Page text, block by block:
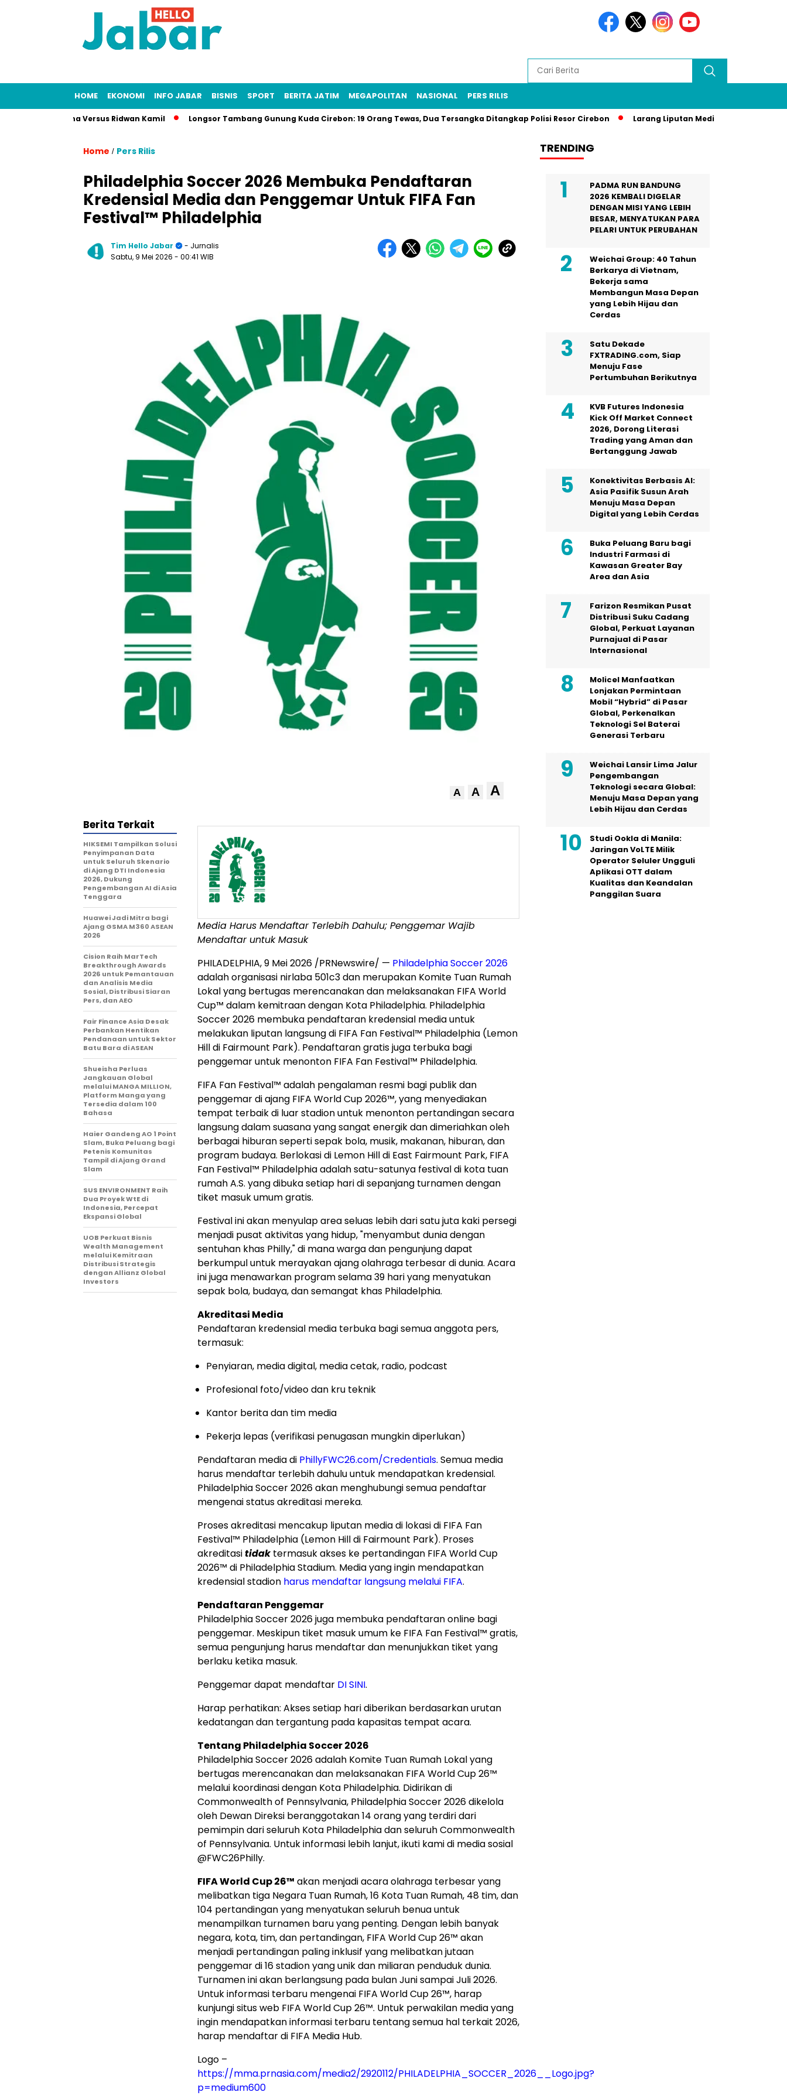
HOME EKONOMI INFO JABAR BISNIS SPORT BERITA JATIM MEGAPOLITAN NASIONAL PERS RILIS
Mariana Versus Ridwan Kamil Longsor Tambang Gunung Kuda Cirebon: 19 Orang Tewas, Dua Tersangka Ditangkap Polisi Resor Cirebon Larang Liputan Media Lokal di Gala Dinner
Home / Pers Rilis
Philadelphia Soccer 2026 Membuka Pendaftaran
Kredensial Media dan Penggemar Untuk FIFA Fan
Festival™ Philadelphia
Tim Hello Jabar
- Jurnalis
Sabtu, 9 Mei 2026 - 00:41 WIB
A A A
Media Harus Mendaftar Terlebih Dahulu; Penggemar Wajib
Mendaftar untuk Masuk
PHILADELPHIA,9 Mei 2026 /PRNewswire/ — Philadelphia Soccer 2026
adalah organisasi nirlaba 501c3 dan merupakan Komite Tuan Rumah
Lokal yang bertugas merencanakan dan melaksanakan FIFA World
Cup™ dalam kemitraan dengan Kota Philadelphia. Philadelphia
Soccer 2026 membuka pendaftaran kredensial media untuk
melakukan liputan langsung di FIFA Fan Festival™ Philadelphia (Lemon
Hill di Fairmount Park). Pendaftaran gratis juga terbuka bagi
penggemar untuk menonton FIFA Fan Festival™ Philadelphia.
FIFA Fan Festival™ adalah pengalaman resmi bagi publik dan
penggemar di ajang FIFA World Cup 2026™, yang menyediakan
tempat terbaik di luar stadion untuk menonton pertandingan secara
langsung dalam suasana yang sangat energik dan dimeriahkan oleh
berbagai hiburan seperti sepak bola, musik, makanan, hiburan, dan
program budaya. Berlokasi di Lemon Hill di East Fairmount Park, FIFA
Fan Festival™ Philadelphia adalah satu-satunya festival di kota tuan
rumah A.S. yang dibuka setiap hari di sepanjang turnamen dengan
tiket masuk umum gratis.
Festival ini akan menyulap area seluas lebih dari satu juta kaki persegi
menjadi pusat aktivitas yang hidup, "menyambut dunia dengan
sentuhan khas Philly," di mana warga dan pengunjung dapat
berkumpul untuk merayakan ajang olahraga terbesar di dunia. Acara
ini juga menawarkan program selama 39 hari yang menyatukan
sepak bola, budaya, dan semangat khas Philadelphia.
Akreditasi Media
Pendaftaran kredensial media terbuka bagi semua anggota pers,
termasuk:
Penyiaran, media digital, media cetak, radio, podcast
Profesional foto/video dan kru teknik
Kantor berita dan tim media
Pekerja lepas (verifikasi penugasan mungkin diperlukan)
Pendaftaran media di PhillyFWC26.com/Credentials. Semua media
harus mendaftar terlebih dahulu untuk mendapatkan kredensial.
Philadelphia Soccer 2026 akan menghubungi semua pendaftar
mengenai status akreditasi mereka.
Proses akreditasi mencakup liputan media di lokasi di FIFA Fan
Festival™ Philadelphia (Lemon Hill di Fairmount Park). Proses
akreditasitidaktermasuk akses ke pertandingan FIFA World Cup
2026™ di Philadelphia Stadium. Media yang ingin mendapatkan
kredensial stadion harus mendaftar langsung melalui FIFA.
Pendaftaran Penggemar
Philadelphia Soccer 2026 juga membuka pendaftaran online bagi
penggemar. Meskipun tiket masuk umum ke FIFA Fan Festival™ gratis,
semua pengunjung harus mendaftar dan menunjukkan tiket yang
berlaku ketika masuk.
Penggemar dapat mendaftar DI SINI.
Harap perhatikan: Akses setiap hari diberikan berdasarkan urutan
kedatangan dan tergantung pada kapasitas tempat acara.
Tentang Philadelphia Soccer 2026
Philadelphia Soccer 2026 adalah Komite Tuan Rumah Lokal yang
bertugas merencanakan dan melaksanakan FIFA World Cup 26™
melalui koordinasi dengan Kota Philadelphia. Didirikan di
Commonwealth of Pennsylvania, Philadelphia Soccer 2026 dikelola
oleh Dewan Direksi beranggotakan 14 orang yang terdiri dari
pemimpin dari seluruh Kota Philadelphia dan seluruh Commonwealth
of Pennsylvania. Untuk informasi lebih lanjut, ikuti kami di media sosial
@FWC26Philly.
FIFA World Cup 26™ akan menjadi acara olahraga terbesar yang
melibatkan tiga Negara Tuan Rumah, 16 Kota Tuan Rumah, 48 tim, dan
104 pertandingan yang menyatukan seluruh benua untuk
menampilkan turnamen baru yang penting. Dengan lebih banyak
negara, kota, tim, dan pertandingan, FIFA World Cup 26™ akan
menjadi pertandingan paling inklusif yang melibatkan jutaan
penggemar di 16 stadion yang unik dan miliaran penduduk dunia.
Turnamen ini akan berlangsung pada bulan Juni sampai Juli 2026.
Untuk informasi terbaru mengenai FIFA World Cup 26™, harap
kunjungi situs web FIFA World Cup 26™. Untuk perwakilan media yang
ingin mendapatkan informasi terbaru tentang semua hal terkait 2026,
harap mendaftar di FIFA Media Hub.
Logo –
https://mma.prnasia.com/media2/2920112/PHILADELPHIA_SOCCER_2026__Logo.jpg?
p=medium600
Berita Terkait
HIKSEMI Tampilkan Solusi
Penyimpanan Data
untuk Seluruh Skenario
di Ajang DTI Indonesia
2026, Dukung
Pengembangan AI di Asia
Tenggara
Huawei Jadi Mitra bagi
Ajang GSMA M360 ASEAN
2026
Cision Raih MarTech
Breakthrough Awards
2026 untuk Pemantauan
dan Analisis Media
Sosial, Distribusi Siaran
Pers, dan AEO
Fair Finance Asia Desak
Perbankan Hentikan
Pendanaan untuk Sektor
Batu Bara di ASEAN
Shueisha Perluas
Jangkauan Global
melalui MANGA MILLION,
Platform Manga yang
Tersedia dalam 100
Bahasa
Haier Gandeng AO 1 Point
Slam, Buka Peluang bagi
Petenis Komunitas
Tampil di Ajang Grand
Slam
SUS ENVIRONMENT Raih
Dua Proyek WtE di
Indonesia, Percepat
Ekspansi Global
UOB Perkuat Bisnis
Wealth Management
melalui Kemitraan
Distribusi Strategis
dengan Allianz Global
Investors
TRENDING
PADMA RUN BANDUNG
2026 KEMBALI DIGELAR
DENGAN MISI YANG LEBIH
BESAR, MENYATUKAN PARA
PELARI UNTUK PERUBAHAN
Weichai Group: 40 Tahun
Berkarya di Vietnam,
Bekerja sama
Membangun Masa Depan
yang Lebih Hijau dan
Cerdas
Satu Dekade
FXTRADING.com, Siap
Menuju Fase
Pertumbuhan Berikutnya
KVB Futures Indonesia
Kick Off Market Connect
2026, Dorong Literasi
Trading yang Aman dan
Bertanggung Jawab
Konektivitas Berbasis AI:
Asia Pasifik Susun Arah
Menuju Masa Depan
Digital yang Lebih Cerdas
Buka Peluang Baru bagi
Industri Farmasi di
Kawasan Greater Bay
Area dan Asia
Farizon Resmikan Pusat
Distribusi Suku Cadang
Global, Perkuat Layanan
Purnajual di Pasar
Internasional
Molicel Manfaatkan
Lonjakan Permintaan
Mobil “Hybrid” di Pasar
Global, Perkenalkan
Teknologi Sel Baterai
Generasi Terbaru
Weichai Lansir Lima Jalur
Pengembangan
Teknologi secara Global:
Menuju Masa Depan yang
Lebih Hijau dan Cerdas
Studi Ookla di Manila:
Jaringan VoLTE Milik
Operator Seluler Ungguli
Aplikasi OTT dalam
Kualitas dan Keandalan
Panggilan Suara